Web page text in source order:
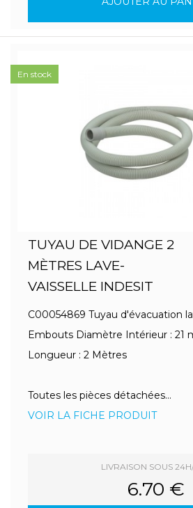
TUYAU DE VIDANGE 2
MÈTRES LAVE-
VAISSELLE INDESIT
C00054869 Tuyau d'évacuation
Embouts Diamètre Intérieur : 21
Longueur : 2 Mètres
Toutes les pièces détachées...
VOIR LA FICHE PRODUIT
LIVRAISON SOUS
6.70 €
En stock